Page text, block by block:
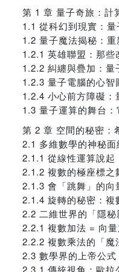
第 1 章 量子奇旅：計
1.1 從科幻到現實：
1.2 量子魔法揭秘：
1.2.1 英雄聯盟：那些
1.2.2 糾纏與疊加：量
1.2.3 量子電腦的心智
1.2.4 小心前方障礙
1.3 量子運算的舞台
第 2 章 空間的秘密：
2.1 多維數學的神秘面
2.1.1 從線性運算說起
2.1.2 複數的極座標之
2.1.3 會「跳舞」的向
2.1.4 旋轉的秘密：複
2.2 二維世界的「隱
2.2.1 複數加法 = 向
2.2.2 複數乘法的「魔
2.3 數學界的上帝公
2.3.1 傳統視角：歐拉